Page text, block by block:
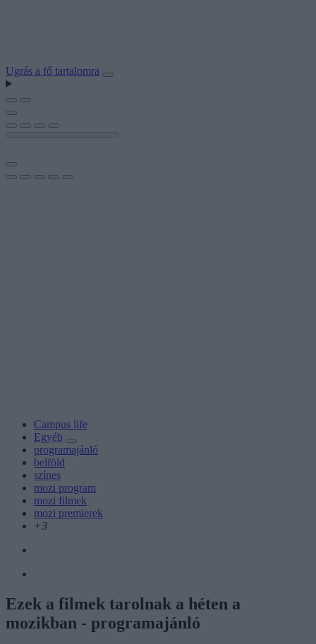
Ugrás a fő tartalomra
Campus life
Egyéb
programajánló
belföld
színes
mozi program
mozi filmek
mozi premierek
+3
Ezek a filmek tarolnak a héten a
mozikban - programajánló